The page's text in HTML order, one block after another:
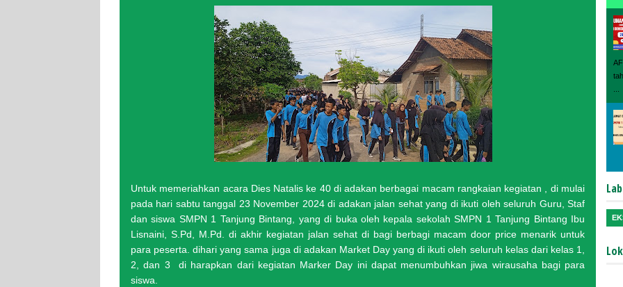
Untuk memeriahkan acara Dies Natalis ke 40 di adakan berbagai macam rangkaian kegiatan , di mulai
pada hari sabtu tanggal 23 November 2024 di adakan jalan sehat yang di ikuti oleh seluruh Guru, Staf
dan siswa SMPN 1 Tanjung Bintang, yang di buka oleh kepala sekolah SMPN 1 Tanjung Bintang Ibu
Lisnaini, S.Pd, M.Pd. di akhir kegiatan jalan sehat di bagi berbagi macam door price menarik untuk
para peserta. dihari yang sama juga di adakan Market Day yang di ikuti oleh seluruh kelas dari kelas 1,
2, dan 3 di harapkan dari kegiatan Marker Day ini dapat menumbuhkan jiwa wirausaha bagi para
siswa.
...